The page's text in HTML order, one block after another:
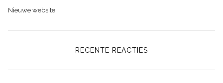
Nieuwe website
RECENTE REACTIES